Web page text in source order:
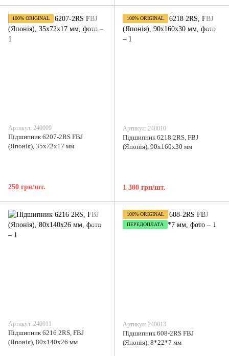
100% ORIGINAL
Артикул: 240009
Підшипник 6207-2RS FBJ
(Японія), 35x72x17 мм
250 грн/шт.
100% ORIGINAL
Артикул: 240010
Підшипник 6218 2RS, FBJ
(Японія), 90х160х30 мм
1 300 грн/шт.
Артикул: 240011
Підшипник 6216 2RS, FBJ
(Японія), 80х140х26 мм
100% ORIGINAL
ПЕРЕДОПЛАТА
Артикул: 240013
Підшипник 608-2RS FBJ
(Японія), 8*22*7 мм